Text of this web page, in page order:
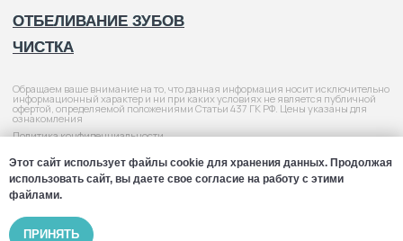
Этот сайт использует файлы cookie для хранения данных. Продолжая
использовать сайт, вы даете свое согласие на работу с этими
файлами.
ПРИНЯТЬ